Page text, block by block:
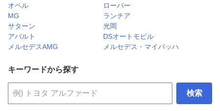
オペル
ローバー
MG
ランチア
サターン
光岡
アバルト
DSオートモビル
メルセデスAMG
メルセデス・マイバッハ
キーワードから探す
検索